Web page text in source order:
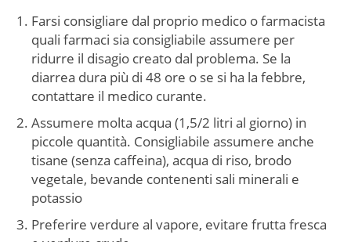
Farsi consigliare dal proprio medico o farmacista
quali farmaci sia consigliabile assumere per
ridurre il disagio creato dal problema. Se la
diarrea dura più di 48 ore o se si ha la febbre,
contattare il medico curante.
Assumere molta acqua (1,5/2 litri al giorno) in
piccole quantità. Consigliabile assumere anche
tisane (senza caffeina), acqua di riso, brodo
vegetale, bevande contenenti sali minerali e
potassio
Preferire verdure al vapore, evitare frutta fresca